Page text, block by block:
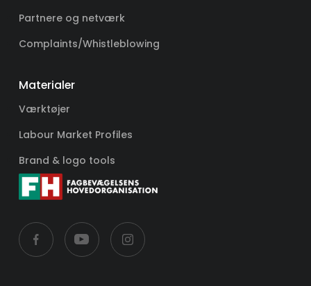
Partnere og netværk
Complaints/Whistleblowing
Materialer
Værktøjer
Labour Market Profiles
Brand & logo tools